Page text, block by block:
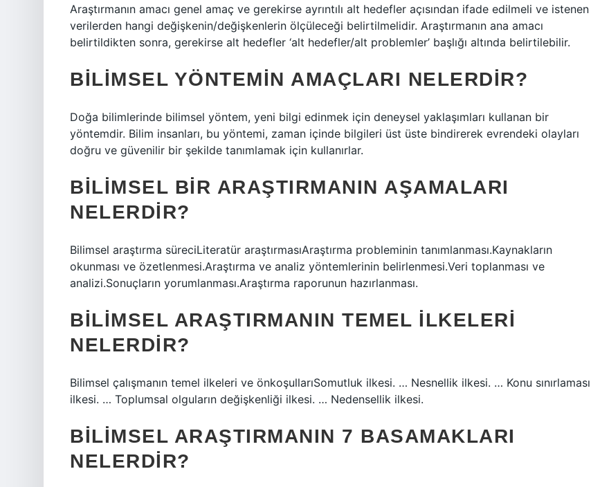
Araştırmanın amacı genel amaç ve gerekirse ayrıntılı alt hedefler açısından ifade edilmeli ve istenen
verilerden hangi değişkenin/değişkenlerin ölçüleceği belirtilmelidir. Araştırmanın ana amacı
belirtildikten sonra, gerekirse alt hedefler ‘alt hedefler/alt problemler’ başlığı altında belirtilebilir.
BILIMSEL YÖNTEMIN AMAÇLARI NELERDIR?
Doğa bilimlerinde bilimsel yöntem, yeni bilgi edinmek için deneysel yaklaşımları kullanan bir
yöntemdir. Bilim insanları, bu yöntemi, zaman içinde bilgileri üst üste bindirerek evrendeki olayları
doğru ve güvenilir bir şekilde tanımlamak için kullanırlar.
BILIMSEL BIR ARAŞTIRMANIN AŞAMALARI
NELERDIR?
Bilimsel araştırma süreciLiteratür araştırmasıAraştırma probleminin tanımlanması.Kaynakların
okunması ve özetlenmesi.Araştırma ve analiz yöntemlerinin belirlenmesi.Veri toplanması ve
analizi.Sonuçların yorumlanması.Araştırma raporunun hazırlanması.
BILIMSEL ARAŞTIRMANIN TEMEL ILKELERI
NELERDIR?
Bilimsel çalışmanın temel ilkeleri ve önkoşullarıSomutluk ilkesi. … Nesnellik ilkesi. … Konu sınırlaması
ilkesi. … Toplumsal olguların değişkenliği ilkesi. … Nedensellik ilkesi.
BILIMSEL ARAŞTIRMANIN 7 BASAMAKLARI
NELERDIR?